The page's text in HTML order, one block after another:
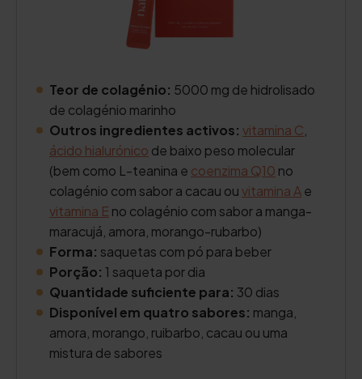
Teor de colagénio: 5000 mg de hidrolisado
de colagénio marinho
Outros ingredientes activos: vitamina C
ácido hialurónico de baixo peso molecular
(bem como L-teanina e coenzima Q10 no
colagénio com sabor a cacau ouvitamina Ae
vitamina E no colagénio com sabor a manga-
maracujá, amora, morango-rubarbo)
Forma: saquetas com pó para beber
Porção: 1 saqueta por dia
Quantidade suficiente para: 30 dias
Disponível em quatro sabores: manga,
amora, morango, ruibarbo, cacau ou uma
mistura de sabores